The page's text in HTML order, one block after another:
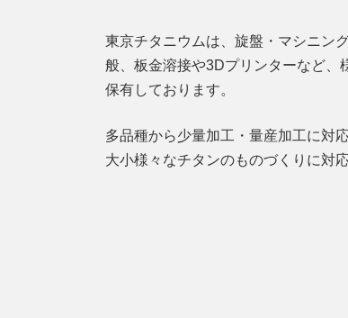
東京チタニウムは、旋盤・マシニン
般、板金溶接や3Dプリンターなど、
保有しております。
多品種から少量加工・量産加工に対
大小様々なチタンのものづくりに対